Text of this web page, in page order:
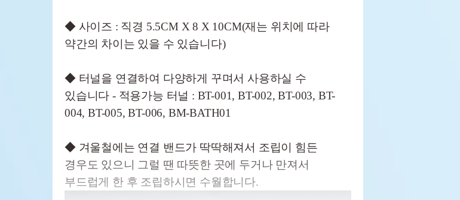
◆ 사이즈 : 직경 5.5CM X 8 X 10CM(재는 위치에 따라
약간의 차이는 있을 수 있습니다)
◆ 터널을 연결하여 다양하게 꾸며서 사용하실 수
있습니다 - 적용가능 터널 : BT-001, BT-002, BT-003, BT-
004, BT-005, BT-006, BM-BATH01
◆ 겨울철에는 연결 밴드가 딱딱해져서 조립이 힘든
경우도 있으니 그럴 땐 따뜻한 곳에 두거나 만져서
부드럽게 한 후 조립하시면 수월합니다.